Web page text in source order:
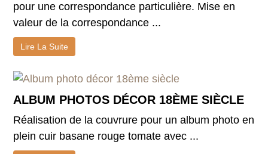
pour une correspondance particulière. Mise en
valeur de la correspondance ...
Lire La Suite
ALBUM PHOTOS DÉCOR 18ÈME SIÈCLE
Réalisation de la couvrure pour un album photo en
plein cuir basane rouge tomate avec ...